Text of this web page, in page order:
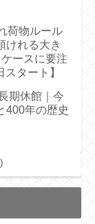
荷物ルール
けれる大き
ースに要注
タート】
期休館｜今
400年の歴史